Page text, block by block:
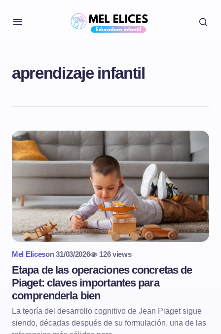
aprendizaje infantil
Mel Eliceson 31/03/2026 126 views
Etapa de las operaciones concretas de
Piaget: claves importantes para
comprenderla bien
La teoría del desarrollo cognitivo de Jean Piaget sigue
siendo, décadas después de su formulación, una de las